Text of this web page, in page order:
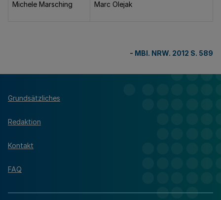
Michele Marsching Marc Olejak
- MBl. NRW. 2012 S. 589
Grundsätzliches
Redaktion
Kontakt
FAQ